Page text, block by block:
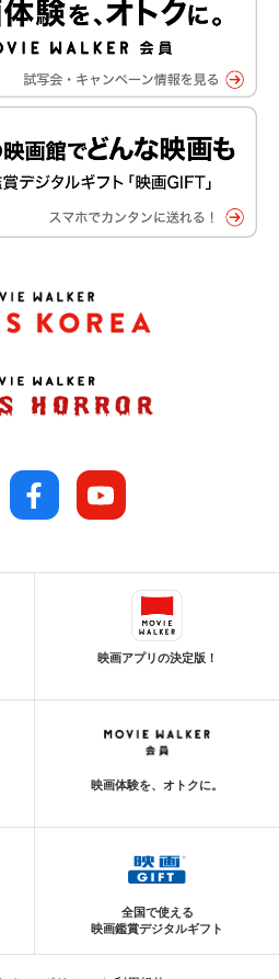
映画アプリの決定版！
映画体験を、オトクに。
全国で使える
映画鑑賞デジタルギフト